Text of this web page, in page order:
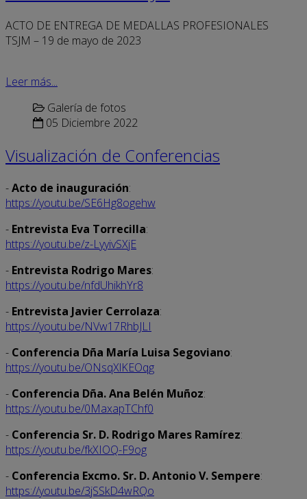
ACTO DE ENTREGA DE MEDALLAS PROFESIONALES
TSJM – 19 de mayo de 2023
Leer más...
Galería de fotos
05 Diciembre 2022
Visualización de Conferencias
-Acto de inauguración:
https://youtu.be/SE6Hg8ogehw
- Entrevista Eva Torrecilla:
https://youtu.be/z-LyyivSXjE
- Entrevista Rodrigo Mares:
https://youtu.be/nfdUhikhYr8
- Entrevista Javier Cerrolaza:
https://youtu.be/NVw17RhbJLI
- Conferencia Dña María Luisa Segoviano:
https://youtu.be/ONsqXlKEOqg
- Conferencia Dña. Ana Belén Muñoz:
https://youtu.be/0MaxapTChf0
- Conferencia Sr. D. Rodrigo Mares Ramírez:
https://youtu.be/fkXIOQ-F9og
- Conferencia Excmo. Sr. D. Antonio V. Sempere:
https://youtu.be/3jSSkD4wRQo